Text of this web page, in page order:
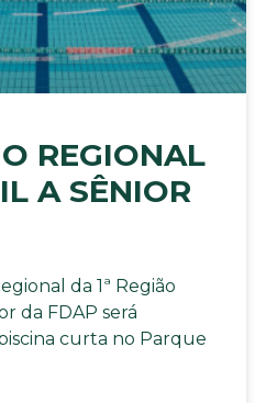
REGIONAL
A SÊNIOR
da 1ª Região
da FDAP será
curta no Parque